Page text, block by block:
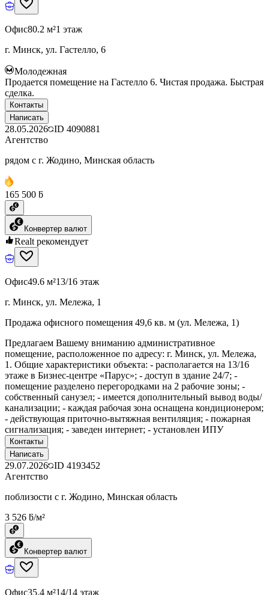
Офис80.2 м²1 этаж
г. Минск, ул. Гастелло, 6
Молодежная
Продается помещение на Гастелло 6. Чистая продажа. Быстрая
сделка.
Контакты
Написать
28.05.2026 ID 4090881
Агентство
рядом с г. Жодино, Минская область
165 500 ƃ
Конвертер валют
Realt рекомендует
Офис49.6 м²13/16 этаж
г. Минск, ул. Мележа, 1
Продажа офисного помещения 49,6 кв. м (ул. Мележа, 1)
Предлагаем Вашему вниманию административное
помещение, расположенное по адресу: г. Минск, ул. Мележа,
1. Общие характеристики объекта: - располагается на 13/16
этаже в Бизнес-центре «Парус»; - доступ в здание 24/7; -
помещение разделено перегородками на 2 рабочие зоны; -
собственный санузел; - имеется дополнительный вывод воды/
канализации; - каждая рабочая зона оснащена кондиционером;
- действующая приточно-вытяжная вентиляция; - пожарная
сигнализация; - заведен интернет; - установлен ИПУ
Контакты
Написать
29.07.2026 ID 4193452
Агентство
поблизости с г. Жодино, Минская область
3 526 ƃ/м²
Конвертер валют
Офис35.4 м²14/14 этаж